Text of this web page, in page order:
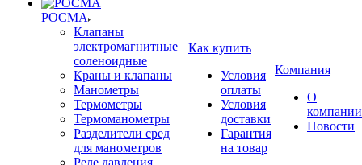
РОСМА
Клапаны
электромагнитные
соленоидные
Краны и клапаны
Манометры
Термометры
Термоманометры
Разделители сред
для манометров
Реле давления
Как купить
Условия
оплаты
Условия
доставки
Гарантия
на товар
Компания
О
компании
Новости